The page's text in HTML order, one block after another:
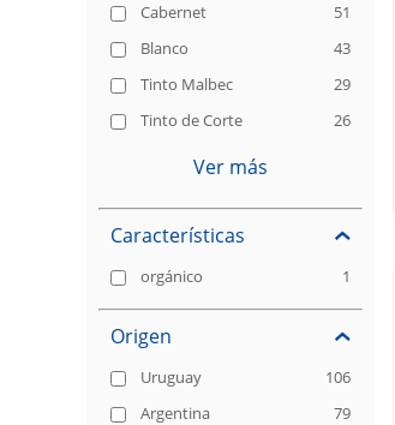
Cabernet
51
Blanco
43
Tinto Malbec
29
Tinto de Corte
26
Ver más
Características
orgánico 1
Origen
Uruguay
106
Argentina
79